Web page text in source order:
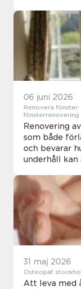
klarar...
06 juni 2026
Renovera
fönsterrenovering
Renovering
som både
och bevarar
underhåll
31 maj 2026
Att leva med